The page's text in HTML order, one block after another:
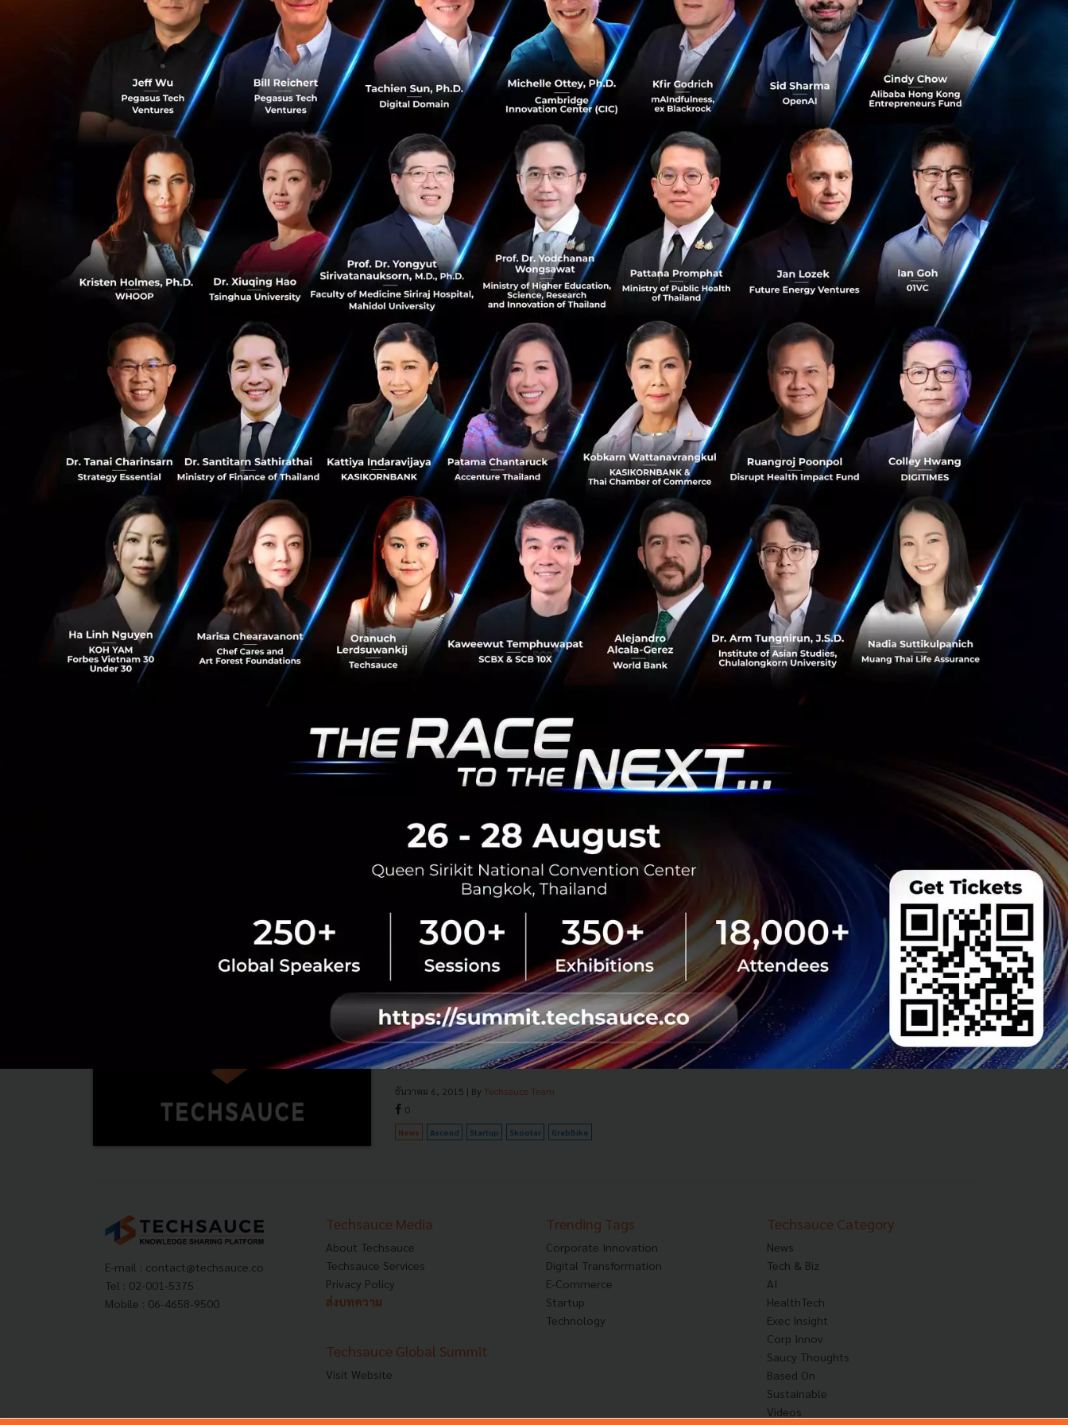
พฤษภาคม 8, 2018| ByTechsauce Team
0
News Ascend Ascend Money Entrepreneur Ascend Group
ascend group ได้ผู้บริหารมือดีจากกรุงไทย มาช่วย
ดันธุรกิจ FinTech
เป็นอีกข่าวความเคลื่อนไหวของวงการธนาคารและ FinTech
บ้านเรา เมื่อ ascend Group ได้ "ธัญญพงศ์" อดีตรองเอ็มดี กรุง
ไทย นั่งแท่น "กรรมการผู้จัดการใหญ่" บริษัท ascend money
โดยตรง ซึ่งเป...
ตุลาคม 28, 2016| By
Techsauce Team
0
News Ascend FinTech True Money Ascend Nano
ขยายสู่บริการโอนเงินข้ามประเทศ เปิดตัว TrueMoney
Transfer ประเดิมเจาะตลาดแรงงานเมียนมาร์
ทรูมันนี่ บริษัทในเครือแอสเซ็นด์ กรุ๊ป เปิดตัวบริการโอนเงิน
ระหว่างประเทศที่สะดวก รวดเร็ว ปลอดภัย และประหยัด
สำหรับแรงงานชาวเมียนมา TrueMoney Transfer (ทรูมันนี่
ทรานสเฟอร์) ช่วยให้แ...
ตุลาคม 4, 2016 | ByTechsauce Team
3
News
Jack Ma’s Ant Financial Plans to Buy 20%
Stake in Thailand's Ascend Money
Alibaba Group Holding Ltd.’s financial affiliate is planning
to purchase a 20 percent stake in Thailand’s Ascend
Money in a bid to become a key financial services player
in Southea...
June 18, 2016
Techsauce Team
สะเทือนวงการ Payment! Alibaba วางแผนซื้อ
20% ในกิจการ Ascend Money
บริการด้านการชำระเงิน "Ant Financial" ภายใต้ Alibaba
Ascend Money ในประเทศไทย ถือเป็นการเดิมพันเพื่อจะเข้า
มาเป็นผู้ให้บริการทา...
มิถุนายน 18, 2016| ByTechsauce Team
Ascend Jack Ma Alibaba
จับตาธุรกิจแมสเซ็นเจอร์ออนไลน์ของไทยสุดร้อนแรงปี
ตลาดบ้านเราและหลายๆ ประเทศในแถบเอเชียตะวันออก
เฉียงใต้ มีปัญหาที่คล้ายๆ กันคือรถติด! และต้องการบริการ
ขนส่งเอกสาร/สินค้าโดยเฉพาะแมสเซ็นเจอร์ที่มีคุณภาพ, ราคา
สมเหตุสมผล, รวดเร็วและเชื...
ธันวาคม 6, 2015 | By Techsauce Team
0
News Ascend Startup Skootar GrabBike
E-mail : contact@techsauce.co
Tel : 02-001-5375
Mobile : 06-4658-9500
Techsauce Media
About Techsauce
Techsauce Services
Privacy Policy
ส่งบทความ
Techsauce Global Summit
Visit Website
Trending Tags
Corporate Innovation
Digital Transformation
E-Commerce
Startup
Technology
Techsauce Category
News
Tech & Biz
AI
HealthTech
Exec Insight
Corp Innov
Saucy Thoughts
Based On
Sustainable
Videos